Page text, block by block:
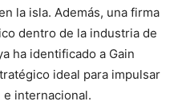
la isla. Además, una firma
dentro de la industria de
ha identificado a Gain
ideal para impulsar
internacional.